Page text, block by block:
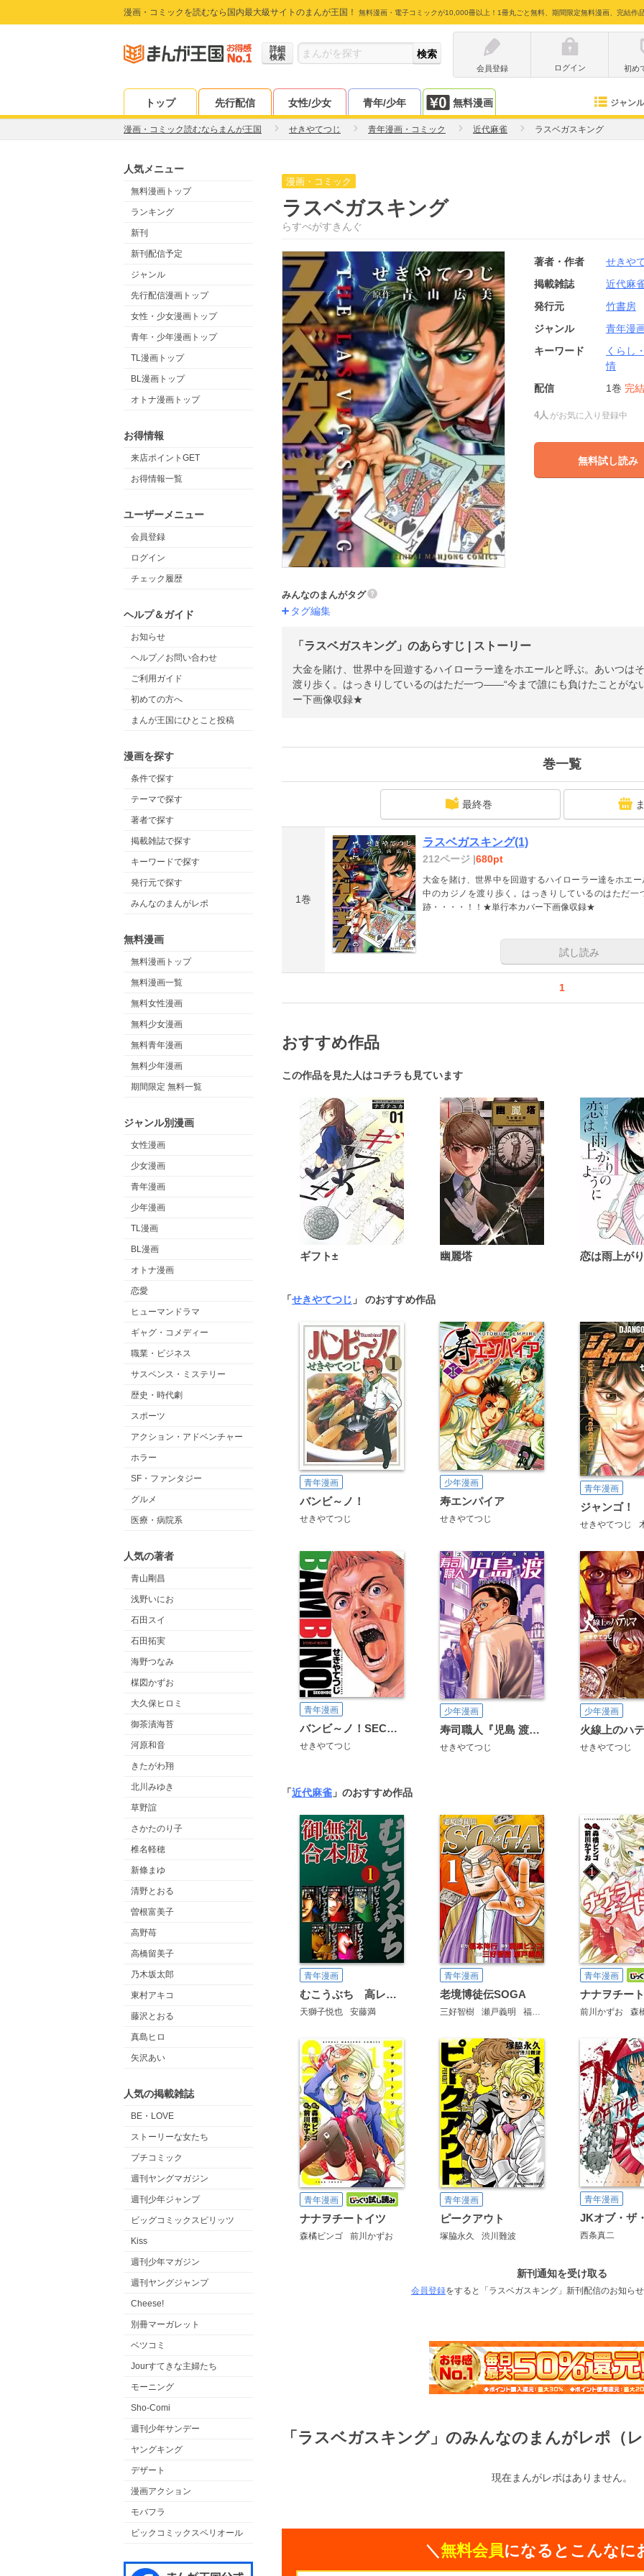
漫画・コミックを読むなら国内最大級サイトのまんが王国！ 無料漫画・電子コミックが10,000冊以上！1冊丸ごと無料、期間限定無料漫画、完結作
詳細
検索
会員登録
ログイン 初め
トップ 先行配信 女性/少女 青年/少年 無料漫画 ジャンル
漫画・コミック読むならまんが王国 せきやてつじ 青年漫画・コミック 近代麻雀 ラスベガスキング
人気メニュー
無料漫画トップ
ランキング
新刊
新刊配信予定
ジャンル
先行配信漫画トップ
女性・少女漫画トップ
青年・少年漫画トップ
TL漫画トップ
BL漫画トップ
オトナ漫画トップ
お得情報
来店ポイントGET
お得情報一覧
ユーザーメニュー
会員登録
ログイン
チェック履歴
ヘルプ＆ガイド
お知らせ
ヘルプ／お問い合わせ
ご利用ガイド
初めての方へ
まんが王国にひとこと投稿
漫画を探す
条件で探す
テーマで探す
著者で探す
掲載雑誌で探す
キーワードで探す
発行元で探す
みんなのまんがレポ
無料漫画
無料漫画トップ
無料漫画一覧
無料女性漫画
無料少女漫画
無料青年漫画
無料少年漫画
期間限定 無料一覧
ジャンル別漫画
女性漫画
少女漫画
青年漫画
少年漫画
TL漫画
BL漫画
オトナ漫画
恋愛
ヒューマンドラマ
ギャグ・コメディー
職業・ビジネス
サスペンス・ミステリー
歴史・時代劇
スポーツ
アクション・アドベンチャー
ホラー
SF・ファンタジー
グルメ
医療・病院系
人気の著者
青山剛昌
浅野いにお
石田スイ
石田拓実
海野つなみ
楳図かずお
大久保ヒロミ
御茶漬海苔
河原和音
きたがわ翔
北川みゆき
草野誼
さかたのり子
椎名軽穂
新條まゆ
清野とおる
曽根富美子
高野苺
高橋留美子
乃木坂太郎
東村アキコ
藤沢とおる
真島ヒロ
矢沢あい
人気の掲載雑誌
BE・LOVE
ストーリーな女たち
プチコミック
週刊ヤングマガジン
週刊少年ジャンプ
ビッグコミックスピリッツ
Kiss
週刊少年マガジン
週刊ヤングジャンプ
Cheese!
別冊マーガレット
ベツコミ
Jourすてきな主婦たち
モーニング
Sho-Comi
週刊少年サンデー
ヤングキング
デザート
漫画アクション
モバフラ
ビックコミックスペリオール
漫画・コミック
ラスベガスキング
らすべがすきんぐ
著者・作者
せきや
掲載雑誌
近代麻
発行元
竹書房
ジャンル
青年漫
キーワード
くらし
情
配信
1巻 完結
4人 がお気に入り登録中
無料試し読み
みんなのまんがタグ
タグ編集
「ラスベガスキング」のあらすじ | ストーリー
大金を賭け、世界中を回遊するハイローラー達をホエールと呼ぶ。あいつは
渡り歩く。はっきりしているのはただ一つ――“今まで誰にも負けたことがな
ー下画像収録★
巻一覧
最終巻
1巻
ラスベガスキング(1)
212ページ |680pt
大金を賭け、世界中を回遊するハイローラー達をホエ
中のカジノを渡り歩く。はっきりしているのはただ
跡・・・・！！★単行本カバー下画像収録★
試し読み
1
おすすめ作品
この作品を見た人はコチラも見ています
ギフト± 幽麗塔
「せきやてつじ 」 のおすすめ作品
青年漫画
バンビ～ノ！
せきやてつじ
少年漫画
寿エンパイア
せきやてつじ
青年漫画
ジャンゴ！
せきやてつじ
青年漫画
バンビ～ノ！SECONDO
せきやてつじ
少年漫画
寿司職人『児島 渡』 ～寿エンパイア番外編～
せきやてつじ
少年漫画
火線上のハ
せきやてつじ
「近代麻雀 」のおすすめ作品
青年漫画
むこうぶち 高レート裏麻雀列伝【御無礼合本版】
天獅子悦也 安藤満
青年漫画
老境博徒伝SOGA
三好智樹 瀬戸義明 福本伸行 T.I.Corp.
青年漫画
前川かずお 森
青年漫画
ナナヲチートイツ
森橘ビンゴ 前川かずお
青年漫画
ピークアウト
塚脇永久 渋川難波
青年漫画
JKオブ・ザ
西条真二
新刊通知を受け取る
会員登録をすると「ラスベガスキング」新刊配信のお知ら
「ラスベガスキング」のみんなのまんがレポ（
現在まんがレポはありません。
＼無料会員になるとこんなに